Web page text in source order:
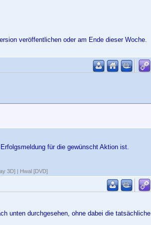
veröffentlichen oder am Ende dieser Woche.
für die gewünscht Aktion ist.
3D] | Hwal [DVD]
unten durchgesehen, ohne dabei die tatsächliche